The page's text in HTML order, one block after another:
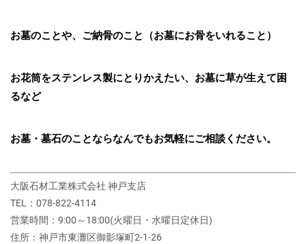
お墓のことや、ご納骨のこと（お墓にお骨をいれること）
お花筒をステンレス製にとりかえたい、お墓に草が生えて困
るなど
お墓・墓石のことならなんでもお気軽にご相談ください。
大阪石材工業株式会社 神戸支店
TEL：078-822-4114
営業時間：9:00～18:00(火曜日・水曜日定休日)
住所：神戸市東灘区御影塚町2‐1‐26